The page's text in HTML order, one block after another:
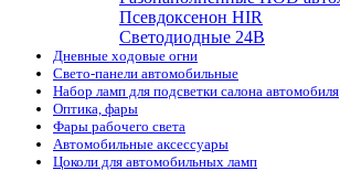
Псевдоксенон HIR
Cветодиодные 24B
Дневные ходовые огни
Свето-панели автомобильные
Набор ламп для подсветки салона автомобиля
Оптика, фары
Фары рабочего света
Автомобильные аксессуары
Цоколи для автомобильных ламп